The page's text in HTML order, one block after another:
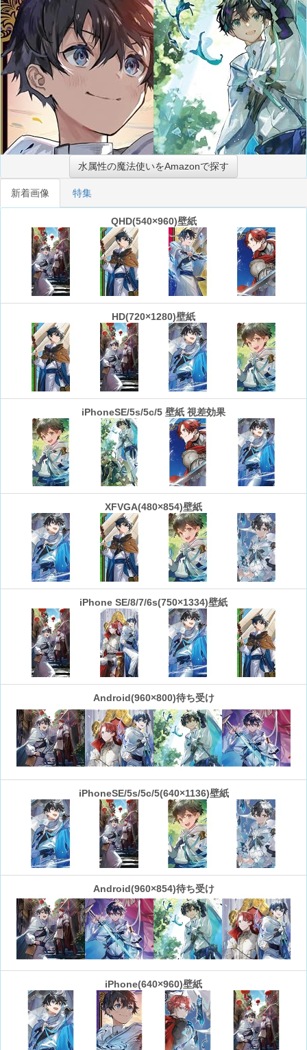
水属性の魔法使いをAmazonで探す
新着画像 特集
QHD(540×960)壁紙
HD(720×1280)壁紙
iPhoneSE/5s/5c/5 壁紙 視差効果
XFVGA(480×854)壁紙
iPhone SE/8/7/6s(750×1334)壁紙
Android(960×800)待ち受け
iPhoneSE/5s/5c/5(640×1136)壁紙
Android(960×854)待ち受け
iPhone(640×960)壁紙